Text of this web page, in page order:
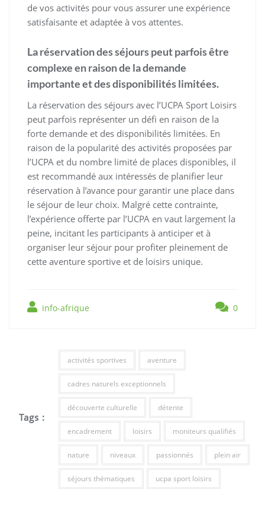
de vos activités pour vous assurer une expérience
satisfaisante et adaptée à vos attentes.
La réservation des séjours peut parfois être
complexe en raison de la demande
importante et des disponibilités limitées.
La réservation des séjours avec l’UCPA Sport Loisirs
peut parfois représenter un défi en raison de la
forte demande et des disponibilités limitées. En
raison de la popularité des activités proposées par
l’UCPA et du nombre limité de places disponibles, il
est recommandé aux intéressés de planifier leur
réservation à l’avance pour garantir une place dans
le séjour de leur choix. Malgré cette contrainte,
l’expérience offerte par l’UCPA en vaut largement la
peine, incitant les participants à anticiper et à
organiser leur séjour pour profiter pleinement de
cette aventure sportive et de loisirs unique.
info-afrique 0
Tags :
activités sportives aventure
cadres naturels exceptionnels
découverte culturelle détente
encadrement loisirs moniteurs qualifiés
nature niveaux passionnés plein air
séjours thématiques ucpa sport loisirs